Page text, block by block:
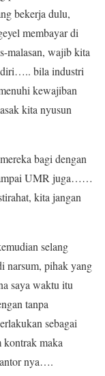
bekerja dulu,
membayar di
malasan, wajib kita
bila industri
kewajiban
kita nyusun
bagi dengan
UMR juga……
kita jangan
selang
narsum, pihak yang
saya waktu itu
tanpa
sebagai
kontrak maka
nya….